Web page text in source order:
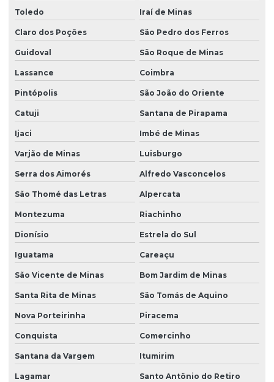
Toledo Iraí de Minas
Claro dos Poções São Pedro dos Ferros
Guidoval São Roque de Minas
Lassance Coimbra
Pintópolis São João do Oriente
Catuji Santana de Pirapama
Ijaci Imbé de Minas
Varjão de Minas Luisburgo
Serra dos Aimorés Alfredo Vasconcelos
São Thomé das Letras Alpercata
Montezuma Riachinho
Dionísio Estrela do Sul
Iguatama Careaçu
São Vicente de Minas Bom Jardim de Minas
Santa Rita de Minas São Tomás de Aquino
Nova Porteirinha Piracema
Conquista Comercinho
Santana da Vargem Itumirim
Lagamar Santo Antônio do Retiro